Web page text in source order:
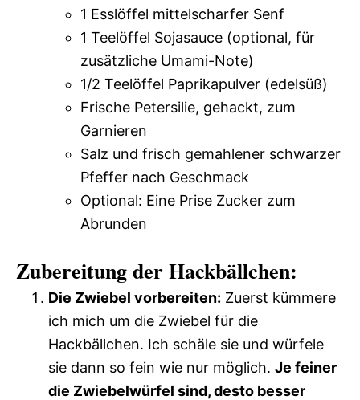
1 Esslöffel mittelscharfer Senf
1 Teelöffel Sojasauce (optional, für
zusätzliche Umami-Note)
1/2 Teelöffel Paprikapulver (edelsüß)
Frische Petersilie, gehackt, zum
Garnieren
Salz und frisch gemahlener schwarzer
Pfeffer nach Geschmack
Optional: Eine Prise Zucker zum
Abrunden
Zubereitung der Hackbällchen:
Die Zwiebel vorbereiten: Zuerst kümmere
ich mich um die Zwiebel für die
Hackbällchen. Ich schäle sie und würfele
sie dann so fein wie nur möglich. Je feiner
die Zwiebelwürfel sind, desto besser